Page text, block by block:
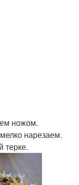
ножом.
нарезаем.
терке.